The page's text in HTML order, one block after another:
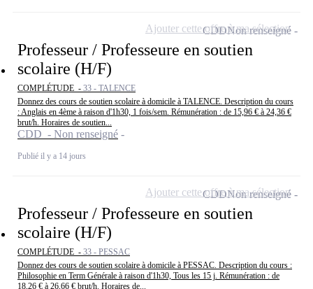
Professeur / Professeure en soutien
scolaire (H/F)
COMPLÉTUDE - 33 - TALENCE
Donnez des cours de soutien scolaire à domicile à TALENCE. Description du cours
: Anglais en 4ème à raison d'1h30, 1 fois/sem. Rémunération : de 15,96 € à 24,36 €
brut/h. Horaires de soutien...
CDD - Non renseigné
Publié il y a 14 jours
CDDNon renseigné
Ajouter cette offre à ma sélection
Professeur / Professeure en soutien
scolaire (H/F)
COMPLÉTUDE - 33 - PESSAC
Donnez des cours de soutien scolaire à domicile à PESSAC. Description du cours :
Philosophie en Term Générale à raison d'1h30, Tous les 15 j. Rémunération : de
18,26 € à 26,66 € brut/h. Horaires de...
CDDNon renseigné
Ajouter cette offre à ma sélection